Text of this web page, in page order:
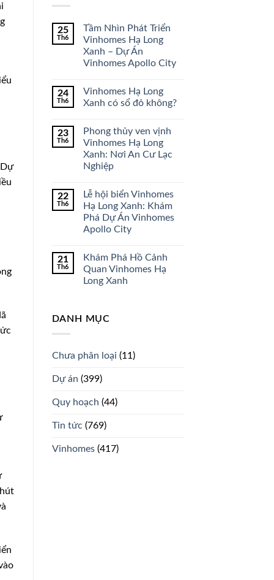
25
Th6
Tầm Nhìn Phát Triển
Vinhomes Hạ Long
Xanh – Dự Án
Vinhomes Apollo City
24
Th6
Vinhomes Hạ Long
Xanh có sổ đỏ không?
23
Th6
Phong thủy ven vịnh
Vinhomes Hạ Long
Xanh: Nơi An Cư Lạc
Nghiệp
22
Th6
Lễ hội biển Vinhomes
Hạ Long Xanh: Khám
Phá Dự Án Vinhomes
Apollo City
21
Th6
Khám Phá Hồ Cảnh
Quan Vinhomes Hạ
Long Xanh
DANH MỤC
Chưa phân loại (11)
Dự án (399)
Quy hoạch (44)
Tin tức (769)
Vinhomes(417)